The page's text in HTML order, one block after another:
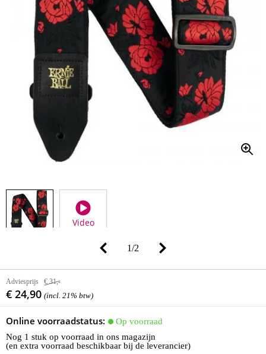
Video
1/2
Adviesprijs € 31,-
€ 24,90 (incl. 21% btw)
Online voorraadstatus:
Op voorraad
Nog 1 stuk op voorraad in ons magazijn
(en extra voorraad beschikbaar bij de leverancier)